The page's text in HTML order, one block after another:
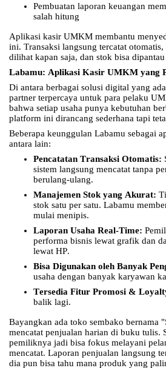
Pembuatan laporan keuangan
salah hitung
Aplikasi kasir UMKM membantu
ini. Transaksi langsung tercatat
dilihat kapan saja, dan stok bisa
Labamu: Aplikasi Kasir UMKM yang
Di antara berbagai solusi digital yang
partner terpercaya untuk para pelaku
bahwa setiap usaha punya kebutuhan
platform ini dirancang sederhana tapi
Beberapa keunggulan Labamu sebagai
antara lain:
Pencatatan Transaksi Otomatis:
sistem langsung mencatat tanpa
berulang-ulang.
Manajemen Stok yang Akurat:
stok satu per satu. Labamu
mulai menipis.
Laporan Usaha Real-Time:
performa bisnis lewat grafik dan
lewat HP.
Bisa Digunakan oleh Banyak
usaha dengan banyak karyawan
Tersedia Fitur Promosi &
balik lagi.
Bayangkan ada toko sembako bernama
mencatat penjualan harian di buku tulis.
pemiliknya jadi bisa fokus melayani
mencatat. Laporan penjualan langsung
dia pun bisa tahu mana produk yang